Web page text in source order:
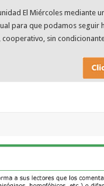
El Miércoles mediante
para que podamos seguir
sin